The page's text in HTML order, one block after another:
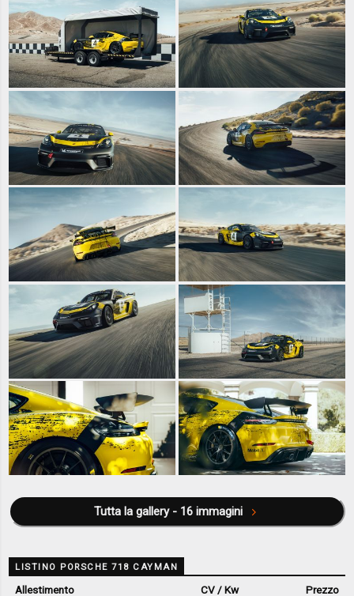
Tutta la gallery - 16 immagini
LISTINO PORSCHE 718 CAYMAN
Allestimento CV / Kw Prezzo